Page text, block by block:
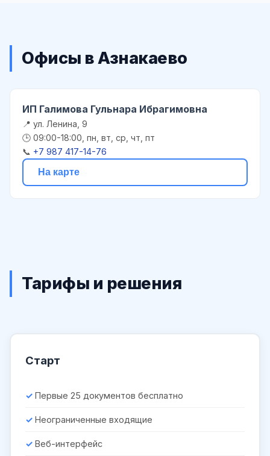
Офисы в Азнакаево
ИП Галимова Гульнара Ибрагимовна
📍 ул. Ленина, 9
🕒 09:00-18:00, пн, вт, ср, чт, пт
📞 +7 987 417-14-76
На карте
Тарифы и решения
Старт
Первые 25 документов бесплатно
Неограниченные входящие
Веб-интерфейс